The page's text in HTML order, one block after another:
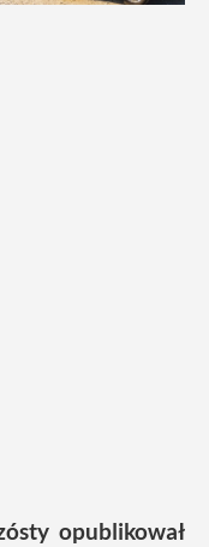
opublikował